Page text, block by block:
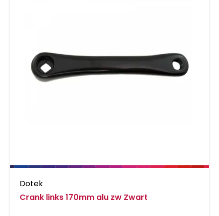
Dotek
Crank links 170mm alu zw Zwart